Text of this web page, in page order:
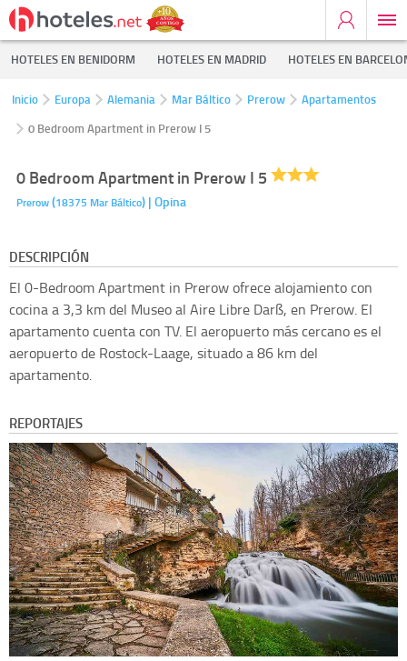
HOTELES EN BENIDORM HOTELES EN MADRID HOTELES EN
Inicio Europa Alemania Mar Báltico Prerow
Apartamentos
0 Bedroom Apartment in Prerow I 5
0 Bedroom Apartment in Prerow I 5
Prerow(18375 Mar Báltico) | Opina
DESCRIPCIÓN
El 0-Bedroom Apartment in Prerow ofrece alojamiento con
cocina a 3,3 km del Museo al Aire Libre Darß, en Prerow. El
apartamento cuenta con TV. El aeropuerto más cercano es el
aeropuerto de Rostock-Laage, situado a 86 km del
apartamento.
REPORTAJES